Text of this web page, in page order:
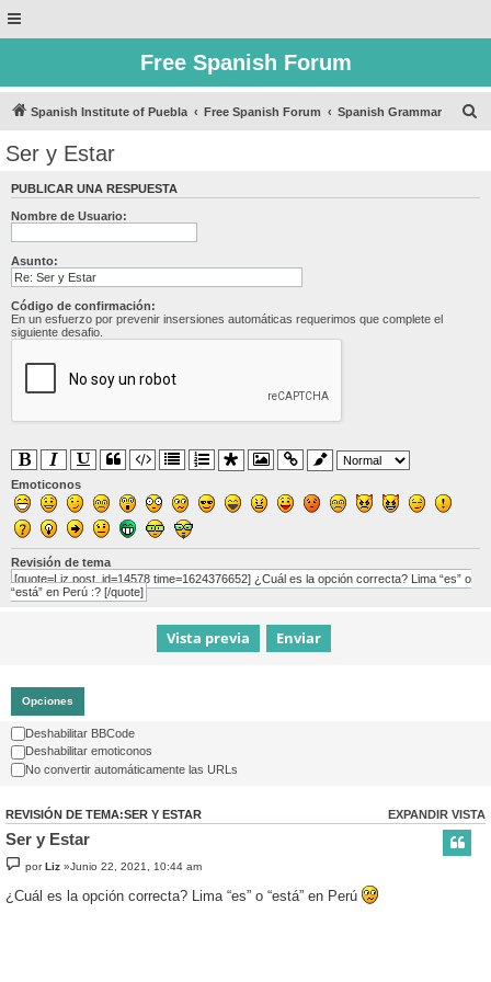
Free Spanish Forum
Spanish Institute of Puebla Free Spanish Forum Spanish Grammar
Ser y Estar
PUBLICAR UNA RESPUESTA
Nombre de Usuario:
Asunto:
Código de confirmación:
En un esfuerzo por prevenir insersiones automáticas requerimos que complete el
siguiente desafio.
Emoticonos
Revisión de tema
[quote=Liz post_id=14578 time=1624376652] ¿Cuál es la opción correcta? Lima “es” o
“está” en Perú :? [/quote]
Opciones
Deshabilitar BBCode
Deshabilitar emoticonos
No convertir automáticamente las URLs
EXPANDIR VISTA
REVISIÓN DE TEMA:SER Y ESTAR
Ser y Estar
porLiz »Junio 22, 2021, 10:44 am
¿Cuál es la opción correcta? Lima “es” o “está” en Perú